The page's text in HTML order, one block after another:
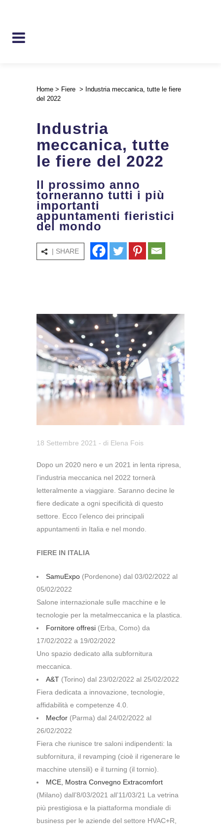
Home > Fiere > Industria meccanica, tutte le fiere
del 2022
Industria
meccanica, tutte
le fiere del 2022
Il prossimo anno
torneranno tutti i più
importanti
appuntamenti fieristici
del mondo
| SHARE
18 Settembre 2021 - di Elena Fois
Dopo un 2020 nero e un 2021 in lenta ripresa,
l’industria meccanica nel 2022 tornerà
letteralmente a viaggiare. Saranno decine le
fiere dedicate a ogni specificità di questo
settore. Ecco l’elenco dei principali
appuntamenti in Italia e nel mondo.
FIERE IN ITALIA
SamuExpo (Pordenone) dal 03/02/2022 al
05/02/2022
Salone internazionale sulle macchine e le
tecnologie per la metalmeccanica e la plastica.
Fornitore offresi (Erba, Como) da
17/02/2022 a 19/02/2022
Uno spazio dedicato alla subfornitura
meccanica.
A&T (Torino) dal 23/02/2022 al 25/02/2022
Fiera dedicata a innovazione, tecnologie,
affidabilità e competenze 4.0.
Mecfor (Parma) dal 24/02/2022 al
26/02/2022
Fiera che riunisce tre saloni indipendenti: la
subfornitura, il revamping (cioè il rigenerare le
macchine utensili) e il turning (il tornio).
MCE, Mostra Convegno Extracomfort
(Milano) dall’8/03/2021 all’11/03/21 La vetrina
più prestigiosa e la piattaforma mondiale di
business per le aziende del settore HVAC+R,